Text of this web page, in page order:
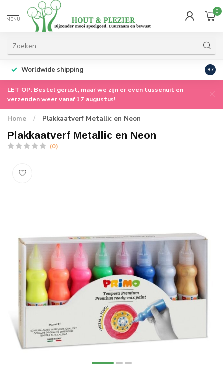
MENU
0
Worldwide shipping 9.7
LET OP: Bestel gerust, maar we zijn er even tussenuit en
verzenden weer vanaf 17 augustus!
Home / Plakkaatverf Metallic en Neon
Plakkaatverf Metallic en Neon
(0)